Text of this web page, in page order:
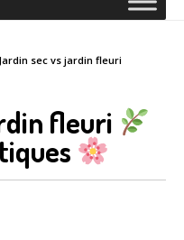
Jardin sec vs jardin fleuri
fleuri